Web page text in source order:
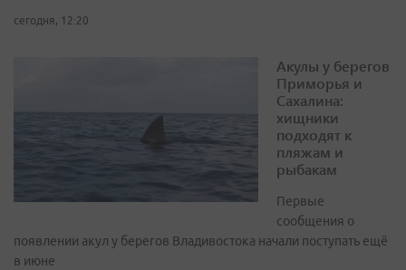
сегодня, 12:20
Акулы у берегов
Приморья и
Сахалина:
хищники
подходят к
пляжам и
рыбакам
Первые
сообщения о
появлении акул у берегов Владивостока начали поступать ещё
в июне